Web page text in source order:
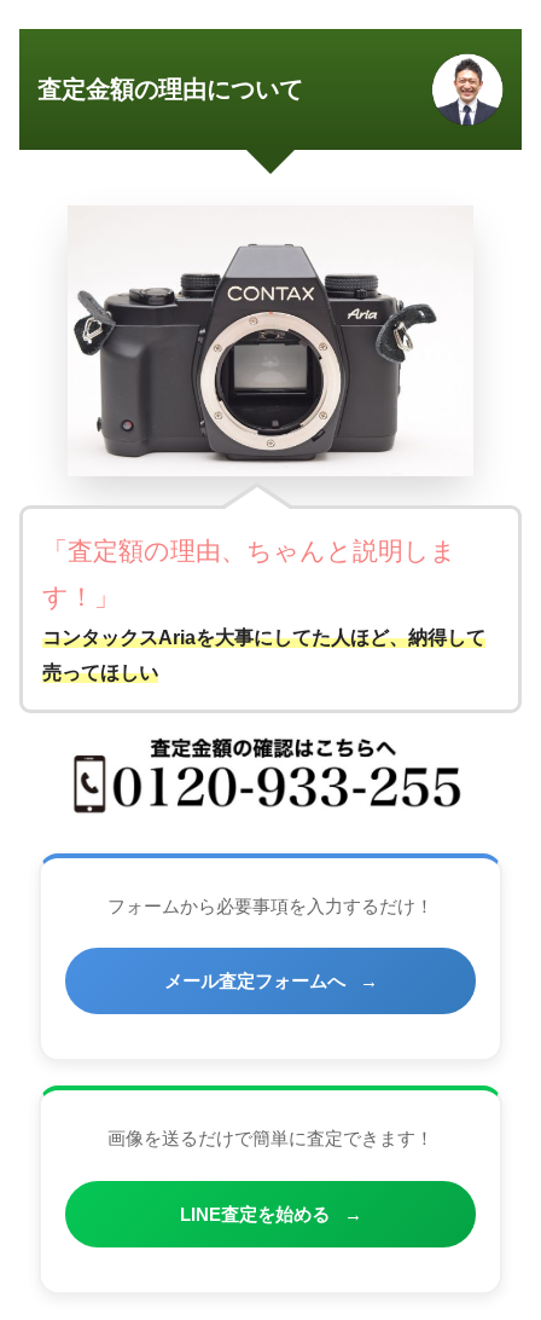
査定金額の理由について
「査定額の理由、ちゃんと説明しま
す！」
コンタックスAriaを大事にしてた人ほど、納得して
売ってほしい
フォームから必要事項を入力するだけ！
メール査定フォームへ →
画像を送るだけで簡単に査定できます！
LINE査定を始める →